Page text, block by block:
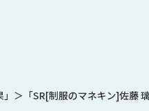
＞「SR[制服のマネキン]佐藤